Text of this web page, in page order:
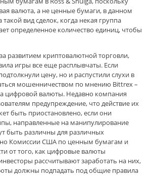
валюта, а не ценные бумаги, в данном
такой вид сделок, когда некая группа
определенное количество единиц, чтобы
развитием криптовалютной торговли,
игры все еще расплывчаты. Если
цену, но и распустили слухи в
мошенничеством по мнению Bittrex –
цифровой валюты. Недавно компания
предупреждение, что действие их
быть приостановлено, если они
направленные на манипулирование
быть различны для различных
Комиссии США по ценным бумагам и
от того, как цифровые валюты
рассчитывают заработать на них,
должны подпадать под общие правила